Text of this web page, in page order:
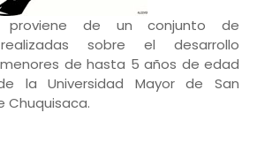
proviene de un conjunto de
sobre el desarrollo
de hasta 5 años de edad
la Universidad Mayor de San
Chuquisaca.